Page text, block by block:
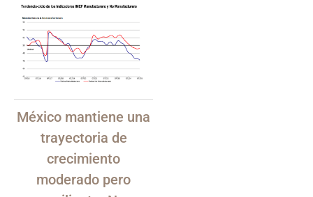
México mantiene una
trayectoria de
crecimiento
moderado pero